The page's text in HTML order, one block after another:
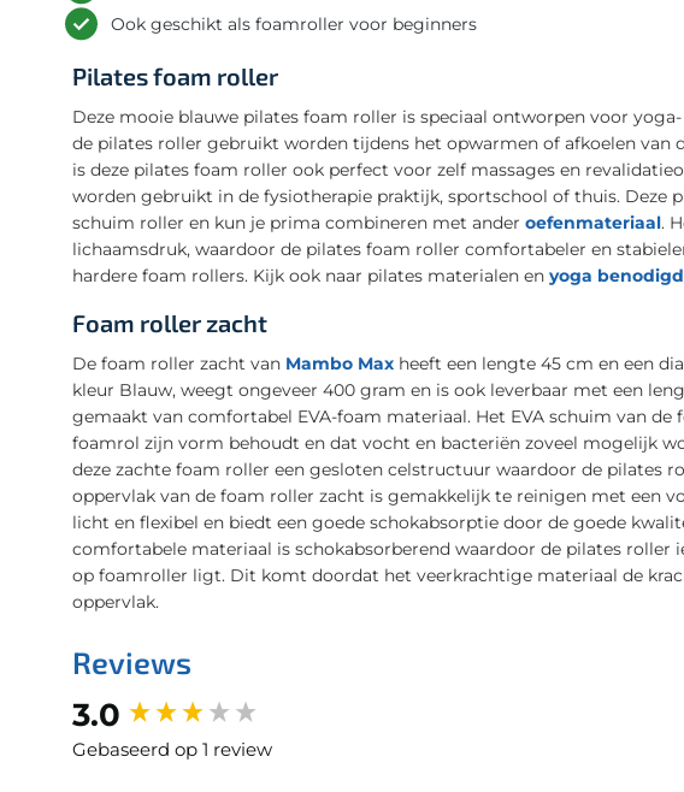
Ook geschikt als foamroller voor beginners
Pilates foam roller
Deze mooie blauwe pilates foam roller is speciaal ontworpen voor
de pilates roller gebruikt worden tijdens het opwarmen of afkoelen van
is deze pilates foam roller ook perfect voor zelf massages en
worden gebruikt in de fysiotherapie praktijk, sportschool of thuis. Deze
schuim roller en kun je prima combineren met ander oefenmateriaal.
lichaamsdruk, waardoor de pilates foam roller comfortabeler en
hardere foam rollers. Kijk ook naar pilates materialen en yoga
Foam roller zacht
De foam roller zacht van Mambo Max heeft een lengte 45 cm en een
kleur Blauw, weegt ongeveer 400 gram en is ook leverbaar met een
gemaakt van comfortabel EVA-foam materiaal. Het EVA schuim van
foamrol zijn vorm behoudt en dat vocht en bacteriën zoveel mogelijk
deze zachte foam roller een gesloten celstructuur waardoor de pilates
oppervlak van de foam roller zacht is gemakkelijk te reinigen met een
licht en flexibel en biedt een goede schokabsorptie door de goede
comfortabele materiaal is schokabsorberend waardoor de pilates
op foamroller ligt. Dit komt doordat het veerkrachtige materiaal de
oppervlak.
Reviews
3.0
Gebaseerd op 1 review
New content loaded